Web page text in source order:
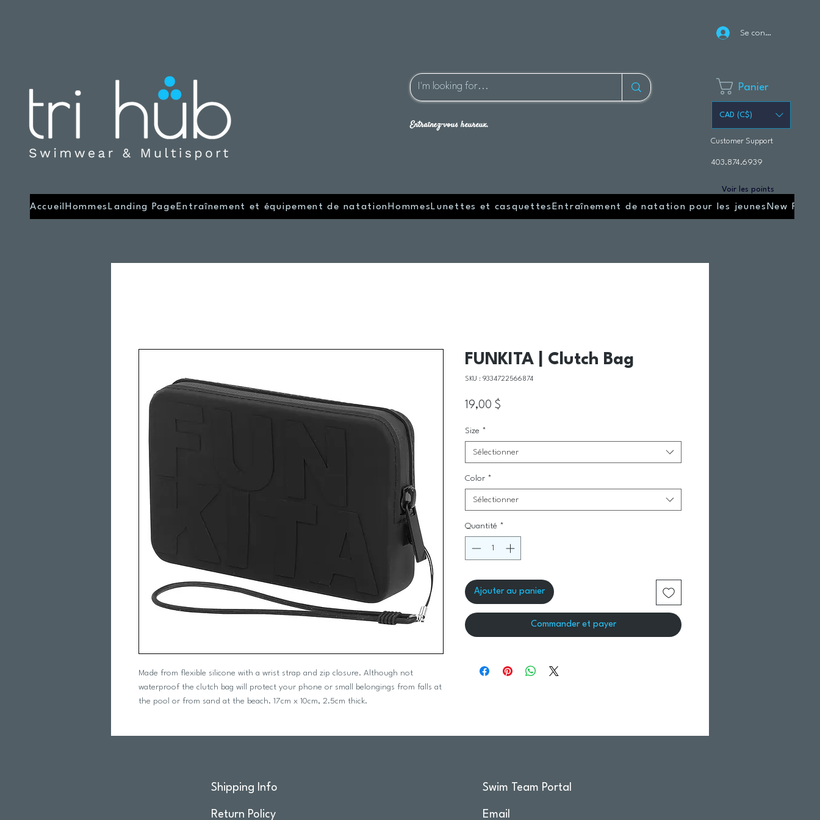
Se connecter
Entraînez-vous heureux.
Panier
CAD (C$)
Customer Support
403.874.6939
Voir les points
Accueil Hommes Landing Page Entraînement et équipement de natation Hommes Lunettes et casquettes Entraînement de natation pour les jeunes New Page
Made from flexible silicone with a wrist strap and zip closure. Although not
waterproof the clutch bag will protect your phone or small belongings from falls at
the pool or from sand at the beach. 17cm x 10cm, 2.5cm thick.
FUNKITA | Clutch Bag
SKU : 9334722566874
19,00 $
Size *
Sélectionner
Color *
Sélectionner
Quantité *
Ajouter au panier
Commander et payer
Shipping Info
Return Policy
Swim Team Portal
Email